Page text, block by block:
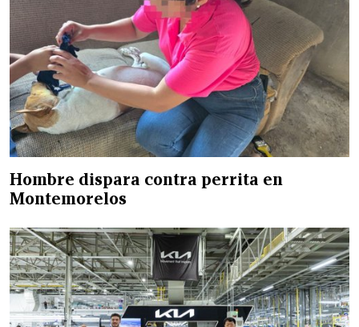
Hombre dispara contra perrita en
Montemorelos